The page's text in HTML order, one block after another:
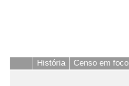
História Censo em foco